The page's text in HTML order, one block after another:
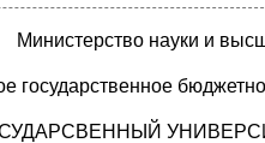
Министерство науки и
государственное